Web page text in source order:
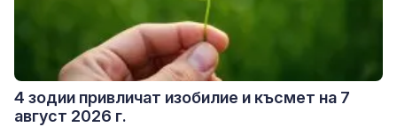
4 зодии привличат изобилие и късмет на 7
август 2026 г.